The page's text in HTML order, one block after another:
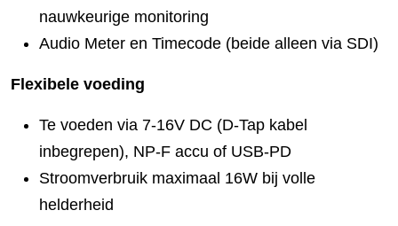
nauwkeurige monitoring
Audio Meter en Timecode (beide alleen via SDI)
Flexibele voeding
Te voeden via 7-16V DC (D-Tap kabel
inbegrepen), NP-F accu of USB-PD
Stroomverbruik maximaal 16W bij volle
helderheid